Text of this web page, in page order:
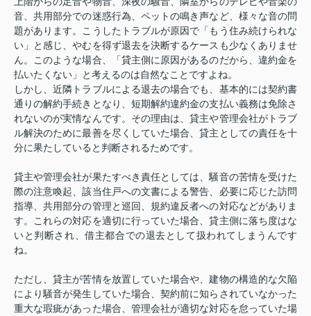
音、共用部分での迷惑行為、ペットの鳴き声など、様々な音の問
題があります。こうしたトラブルが原因で「もう住み続けられな
い」と感じ、やむを得ず退去を決断するケースも少なくありませ
ん。このような場合、「貸主側に原因があるのだから、違約金を
払いたくない」と考えるのは自然なことですよね。
しかし、近隣トラブルによる退去の場合でも、基本的には契約書
通りの解約手続きとなり、短期解約違約金の支払い義務は免除さ
れないのが実情なんです。その理由は、貸主や管理会社がトラブ
ル解決のために最善を尽くしていた場合、貸主としての責任を十
分に果たしていると判断されるためです。
貸主や管理会社が果たすべき責任としては、騒音の苦情を受けた
際の注意喚起、該当住戸への文書による警告、必要に応じた訪問
指導、共用部分の管理と巡回、規約違反者への対応などがありま
す。これらの対応を適切に行っていた場合、貸主側に落ち度はな
いと判断され、借主都合での退去として扱われてしまうんです
ね。
ただし、貸主が苦情を放置していた場合や、建物の構造的な欠陥
により騒音が発生していた場合、契約前に知らされていなかった
重大な瑕疵があった場合、管理会社が適切な対応を怠っていた場